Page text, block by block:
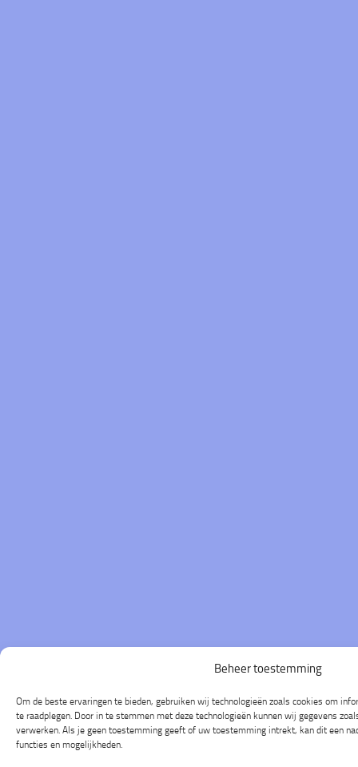
Beheer toestemming
Om de beste ervaringen te bieden, gebruiken wij technologieën zoals cookies om
te raadplegen. Door in te stemmen met deze technologieën kunnen wij gegevens
verwerken. Als je geen toestemming geeft of uw toestemming intrekt, kan dit een
functies en mogelijkheden.